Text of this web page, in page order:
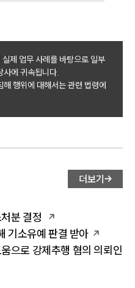
담예약
담예약
제 업무 사례를 바탕으로 일부
사에 귀속됩니다.
행위에 대해서는 관련 법령에
더보기
분 결정
기소유예 판결 받아
으로 강제추행 혐의 의뢰인